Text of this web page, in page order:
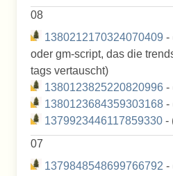
08
1380212170324070409 -
oder gm-script, das die
tags vertauscht)
1380123825220820996 -
1380123684359303168 -
1379923446117859330 -
07
1379848548699766792 -